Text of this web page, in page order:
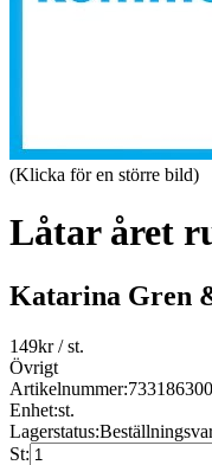
(Klicka för en större bild)
Låtar året
Katarina Gren
149kr/ st.
Övrigt
Artikelnummer:
Enhet:st.
Lagerstatus:
St: